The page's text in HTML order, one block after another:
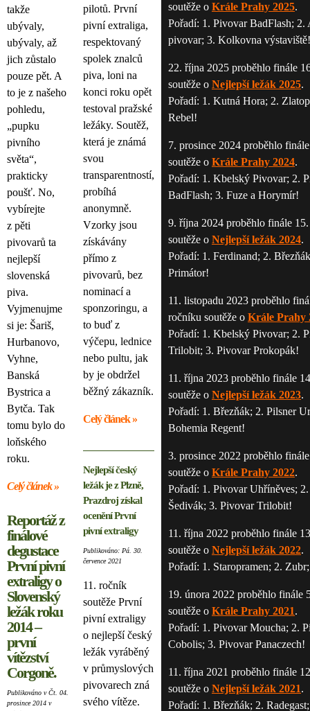
takže
ubývaly,
ubývaly, až
jich zůstalo
pouze pět. A
to je z našeho
pohledu,
„pupku
pivního
světa“,
prakticky
poušť. No,
vybírejte
z pěti
pivovarů ta
nejlepší
slovenská
piva.
Vyjmenujme
si je: Šariš,
Hurbanovo,
Vyhne,
Banská
Bystrica a
Bytča. Tak
tomu bylo do
loňského
roku.
Celý článek »
Reportáž z
finálové
degustace
První pivní
extraligy o
Slovenský
ležák roku
2014 –
první
vítězství
Corgoně.
Publikováno v Čt. 04.
prosince 2014 v
pilotů. První
pivní extraliga,
respektovaný
spolek znalců
piva, loni na
konci roku opět
testoval pražské
ležáky. Soutěž,
která je známá
svou
transparentností,
probíhá
anonymně.
Vzorky jsou
získávány
přímo z
pivovarů, bez
nominací a
sponzoringu, a
to buď z
výčepu, lednice
nebo pultu, jak
by je obdržel
běžný zákazník.
Celý článek »
Nejlepší český
ležák je z Plzně,
Prazdroj získal
ocenění První
pivní extraligy
Publikováno: Pá. 30.
července 2021
11. ročník
soutěže První
pivní extraligy
o nejlepší český
ležák vyráběný
v průmyslových
pivovarech zná
svého vítěze.
soutěže o Krále Prahy 2025.
Pořadí: 1. Pivovar BadFlash; 2.
pivovar; 3. Kolkovna výstaviště!
22. října 2025 proběhlo finále
soutěže o Nejlepší ležák 2025.
Pořadí: 1. Kutná Hora; 2.
Rebel!
7. prosince 2024 proběhlo
soutěže o Krále Prahy 2024.
Pořadí: 1. Kbelský Pivovar; 2.
BadFlash; 3. Fuze a Horymír!
9. října 2024 proběhlo finále
soutěže o Nejlepší ležák 2024.
Pořadí: 1. Ferdinand; 2.
Primátor!
11. listopadu 2023 proběhlo
ročníku soutěže o Krále Prahy
Pořadí: 1. Kbelský Pivovar; 2.
Trilobit; 3. Pivovar Prokopák!
11. října 2023 proběhlo finále
soutěže o Nejlepší ležák 2023.
Pořadí: 1. Březňák; 2. Pilsner
Bohemia Regent!
3. prosince 2022 proběhlo
soutěže o Krále Prahy 2022.
Pořadí: 1. Pivovar Uhříněves;
Šedivák; 3. Pivovar Trilobit!
11. října 2022 proběhlo finále
soutěže o Nejlepší ležák 2022.
Pořadí: 1. Staropramen; 2.
19. února 2022 proběhlo finále
soutěže o Krále Prahy 2021.
Pořadí: 1. Pivovar Moucha; 2.
Cobolis; 3. Pivovar Panaczech!
11. října 2021 proběhlo finále
soutěže o Nejlepší ležák 2021.
Pořadí: 1. Březňák; 2.